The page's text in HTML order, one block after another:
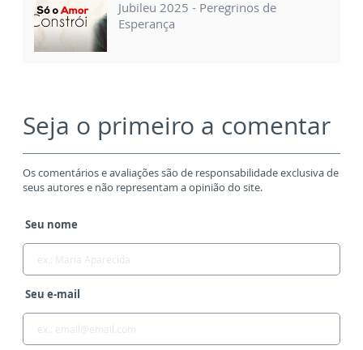
Jubileu 2025 - Peregrinos de
Esperança
Seja o primeiro a comentar
Os comentários e avaliações são de responsabilidade exclusiva de
seus autores e não representam a opinião do site.
Seu nome
Seu e-mail